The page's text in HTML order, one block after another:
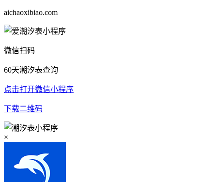
aichaoxibiao.com
微信扫码
60天潮汐表查询
点击打开微信小程序
下载二维码
×